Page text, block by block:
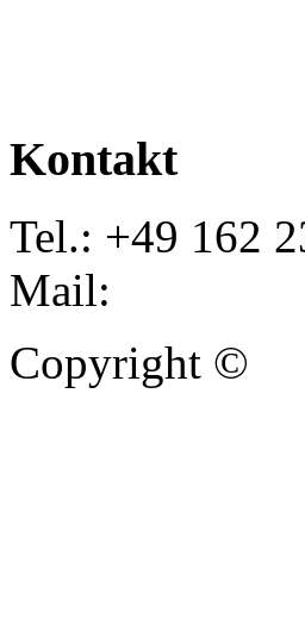
Kontakt
Tel.: +49 162
Mail:
Copyright ©